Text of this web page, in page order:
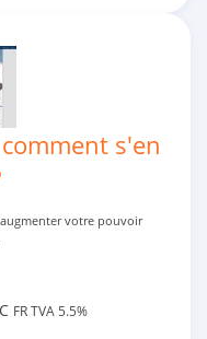
s'en
votre pouvoir
FR TVA 5.5%